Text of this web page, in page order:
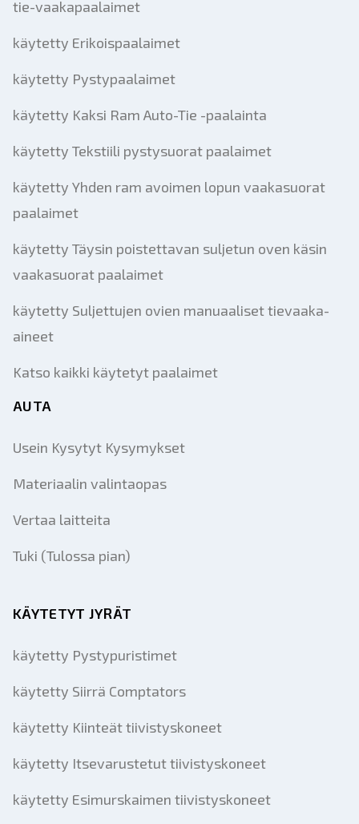
tie-vaakapaalaimet
käytetty Erikoispaalaimet
käytetty Pystypaalaimet
käytetty Kaksi Ram Auto-Tie -paalainta
käytetty Tekstiili pystysuorat paalaimet
käytetty Yhden ram avoimen lopun vaakasuorat
paalaimet
käytetty Täysin poistettavan suljetun oven käsin
vaakasuorat paalaimet
käytetty Suljettujen ovien manuaaliset tievaaka-
aineet
Katso kaikki käytetyt paalaimet
AUTA
Usein Kysytyt Kysymykset
Materiaalin valintaopas
Vertaa laitteita
Tuki (Tulossa pian)
KÄYTETYT JYRÄT
käytetty Pystypuristimet
käytetty Siirrä Comptators
käytetty Kiinteät tiivistyskoneet
käytetty Itsevarustetut tiivistyskoneet
käytetty Esimurskaimen tiivistyskoneet